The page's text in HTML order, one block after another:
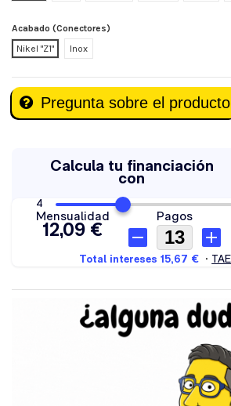
Acabado (Conectores)
Nikel "Z1"
Inox
Pregunta sobre el producto